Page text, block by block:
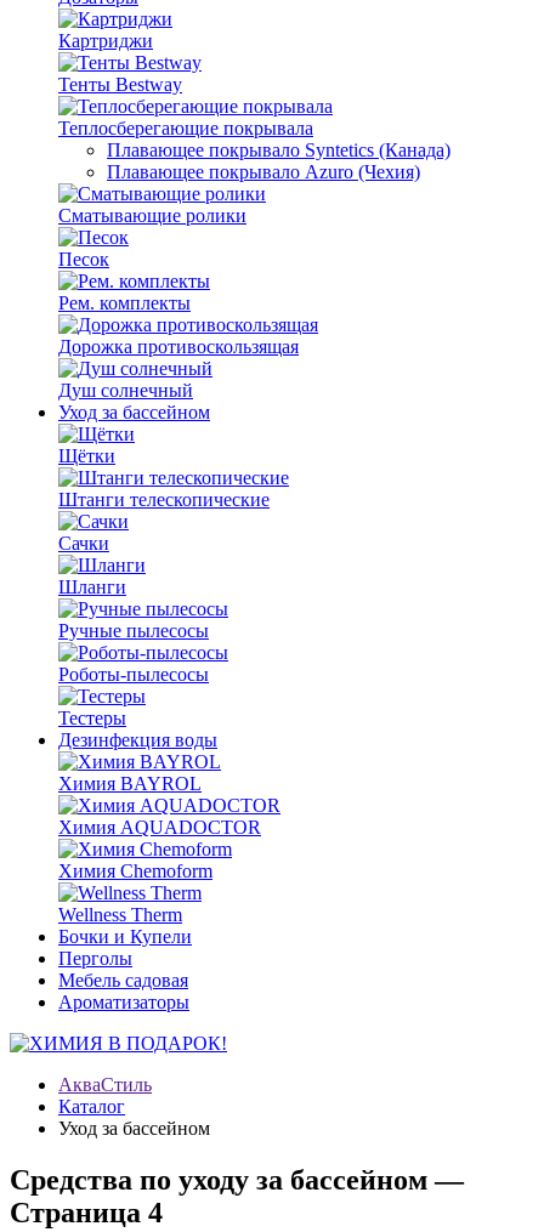
Картриджи
Тенты Bestway
Теплосберегающие покрывала
Плавающее покрывало Syntetics (Канада)
Плавающее покрывало Azuro (Чехия)
Сматывающие ролики
Песок
Рем. комплекты
Дорожка противоскользящая
Душ солнечный
Уход за бассейном
Щётки
Штанги телескопические
Сачки
Шланги
Ручные пылесосы
Роботы-пылесосы
Тестеры
Дезинфекция воды
Химия BAYROL
Химия AQUADOCTOR
Химия Chemoform
Wellness Therm
Бочки и Купели
Перголы
Мебель садовая
Ароматизаторы
АкваСтиль
Каталог
Уход за бассейном
Средства по уходу за бассейном —
Страница 4